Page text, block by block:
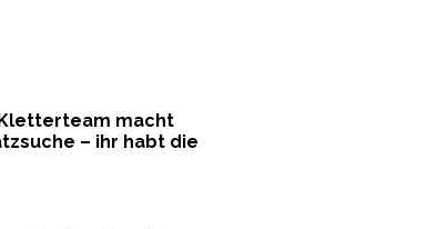
macht
– ihr habt die